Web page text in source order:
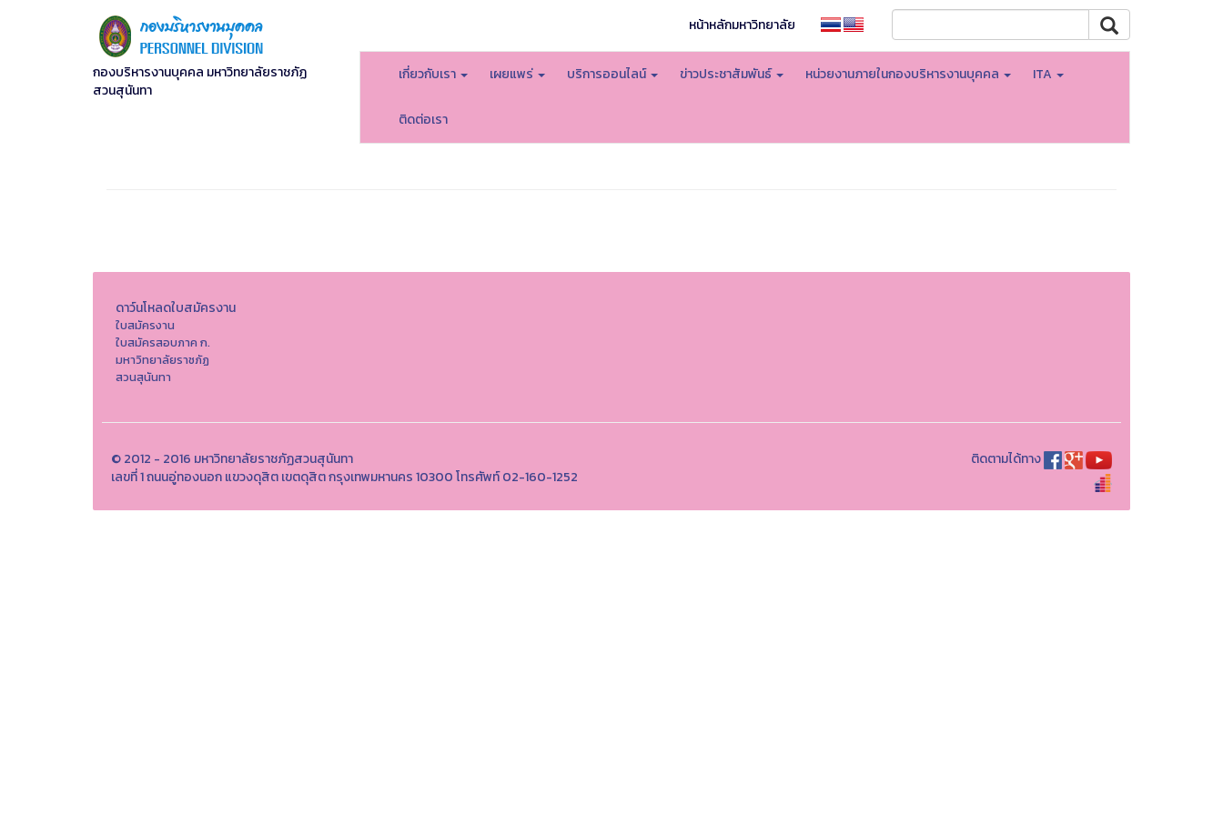
กองบริหารงานบุคคล มหาวิทยาลัยราชภัฏ
สวนสุนันทา
หน้าหลักมหาวิทยาลัย
เกี่ยวกับเรา เผยแพร่ บริการออนไลน์ ข่าวประชาสัมพันธ์ หน่วยงานภายในกองบริหารงานบุคคล ITA
ติดต่อเรา
ดาว์นโหลดใบสมัครงาน
ใบสมัครงาน
ใบสมัครสอบภาค ก.
มหาวิทยาลัยราชภัฏ
สวนสุนันทา
© 2012 - 2016 มหาวิทยาลัยราชภัฏสวนสุนันทา
เลขที่ 1 ถนนอู่ทองนอก แขวงดุสิต เขตดุสิต กรุงเทพมหานคร 10300 โทรศัพท์ 02-160-1252
ติดตามได้ทาง